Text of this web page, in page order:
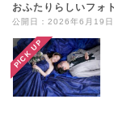
アクセス/TEL
おふたりらしいフォ
公開日：2026年6月19日
PICK UP